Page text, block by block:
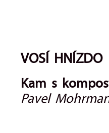
VOSÍ HNÍZDO
Kam s
Pavel